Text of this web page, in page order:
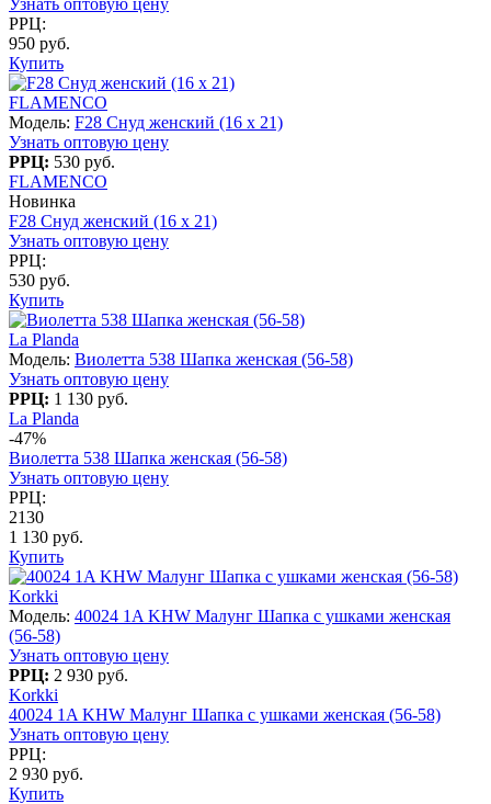
РРЦ:
950 руб.
Купить
FLAMENCO
Модель: F28 Снуд женский (16 x 21)
Узнать оптовую цену
РРЦ: 530 руб.
FLAMENCO
Новинка
F28 Снуд женский (16 x 21)
Узнать оптовую цену
РРЦ:
530 руб.
Купить
La Planda
Модель: Виолетта 538 Шапка женская (56-58)
Узнать оптовую цену
РРЦ: 1 130 руб.
La Planda
-47%
Виолетта 538 Шапка женская (56-58)
Узнать оптовую цену
РРЦ:
2130
1 130 руб.
Купить
Korkki
Модель: 40024 1A KHW Малунг Шапка с ушками женская
(56-58)
Узнать оптовую цену
РРЦ: 2 930 руб.
Korkki
40024 1A KHW Малунг Шапка с ушками женская (56-58)
Узнать оптовую цену
РРЦ:
2 930 руб.
Купить